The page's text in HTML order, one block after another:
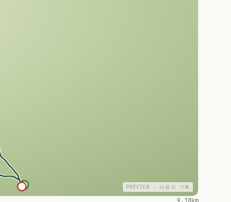
PREVIEW · 사용자 기록
9.18km